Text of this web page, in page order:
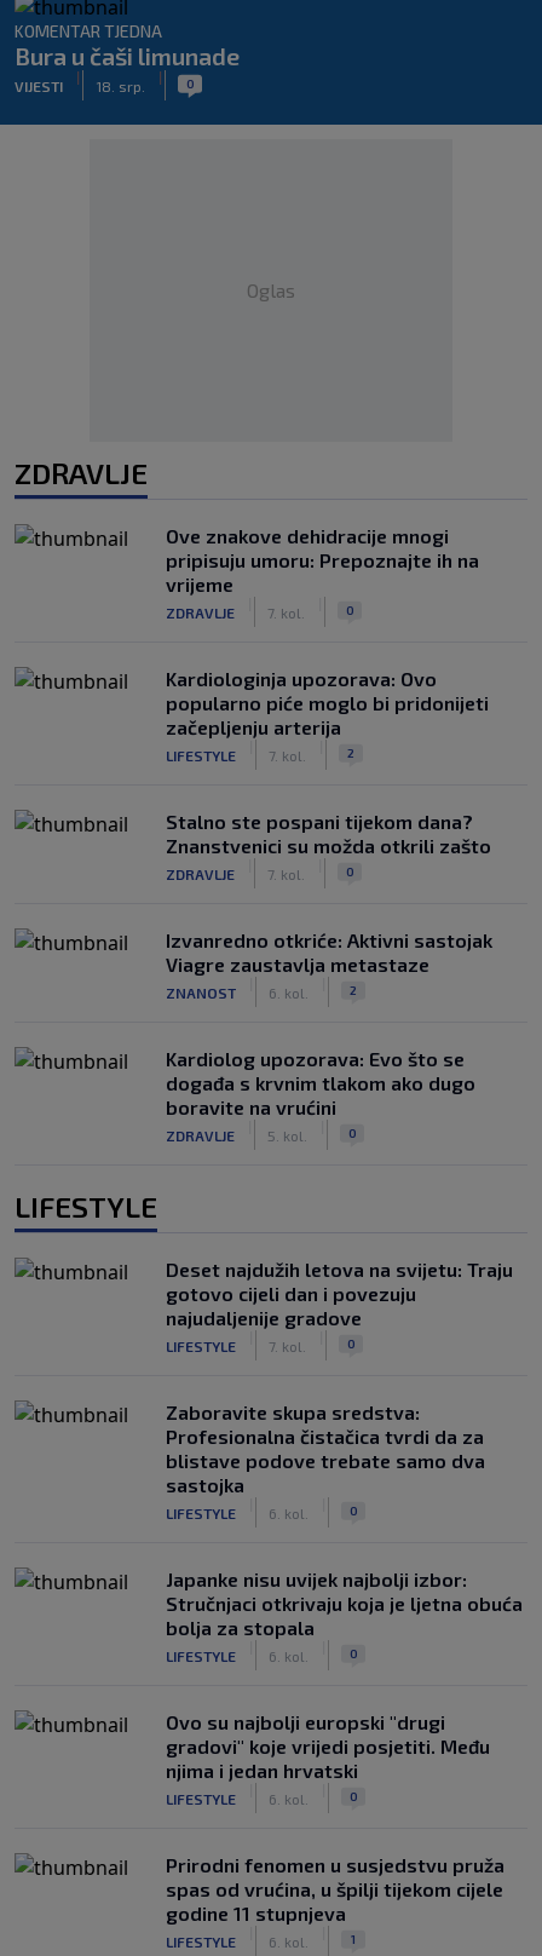
KOMENTAR TJEDNA
Bura u čaši limunade
VIJESTI
|
18. srp.
| 0
Oglas
ZDRAVLJE
Ove znakove dehidracije mnogi
pripisuju umoru: Prepoznajte ih na
vrijeme
ZDRAVLJE 7. kol. 0
Kardiologinja upozorava: Ovo
popularno piće moglo bi pridonijeti
začepljenju arterija
LIFESTYLE 7. kol. 2
Stalno ste pospani tijekom dana?
Znanstvenici su možda otkrili zašto
ZDRAVLJE 7. kol. 0
Izvanredno otkriće: Aktivni sastojak
Viagre zaustavlja metastaze
ZNANOST 6. kol. 2
Kardiolog upozorava: Evo što se
događa s krvnim tlakom ako dugo
boravite na vrućini
ZDRAVLJE 5. kol. 0
LIFESTYLE
Deset najdužih letova na svijetu: Traju
gotovo cijeli dan i povezuju
najudaljenije gradove
LIFESTYLE 7. kol. 0
Zaboravite skupa sredstva:
Profesionalna čistačica tvrdi da za
blistave podove trebate samo dva
sastojka
LIFESTYLE 6. kol. 0
Japanke nisu uvijek najbolji izbor:
Stručnjaci otkrivaju koja je ljetna obuća
bolja za stopala
LIFESTYLE 6. kol. 0
Ovo su najbolji europski "drugi
gradovi" koje vrijedi posjetiti. Među
njima i jedan hrvatski
LIFESTYLE 6. kol. 0
Prirodni fenomen u susjedstvu pruža
spas od vrućina, u špilji tijekom cijele
godine 11 stupnjeva
LIFESTYLE 6. kol. 1